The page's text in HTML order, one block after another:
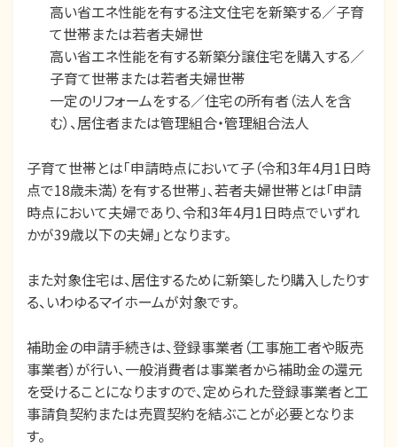
高い省エネ性能を有する注文住宅を新築する／子育
て世帯または若者夫婦世
高い省エネ性能を有する新築分譲住宅を購入する／
子育て世帯または若者夫婦世帯
一定のリフォームをする／住宅の所有者（法人を含
む）、居住者または管理組合・管理組合法人
子育て世帯とは「申請時点において子（令和3年4月1日時
点で18歳未満）を有する世帯」、若者夫婦世帯とは「申請
時点において夫婦であり、令和3年4月1日時点でいずれ
かが39歳以下の夫婦」となります。
また対象住宅は、居住するために新築したり購入したりす
る、いわゆるマイホームが対象です。
補助金の申請手続きは、登録事業者（工事施工者や販売
事業者）が行い、一般消費者は事業者から補助金の還元
を受けることになりますので、定められた登録事業者と工
事請負契約または売買契約を結ぶことが必要となりま
す。